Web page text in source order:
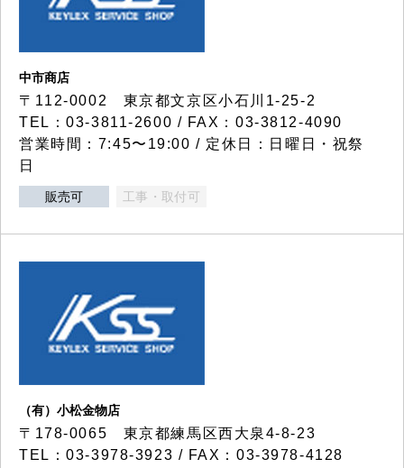
中市商店
〒112-0002 東京都文京区小石川1-25-2
TEL：03-3811-2600 / FAX：03-3812-4090
営業時間：7:45〜19:00 / 定休日：日曜日・祝祭
日
販売可 工事・取付可
（有）小松金物店
〒178-0065 東京都練馬区西大泉4-8-23
TEL：03-3978-3923 / FAX：03-3978-4128